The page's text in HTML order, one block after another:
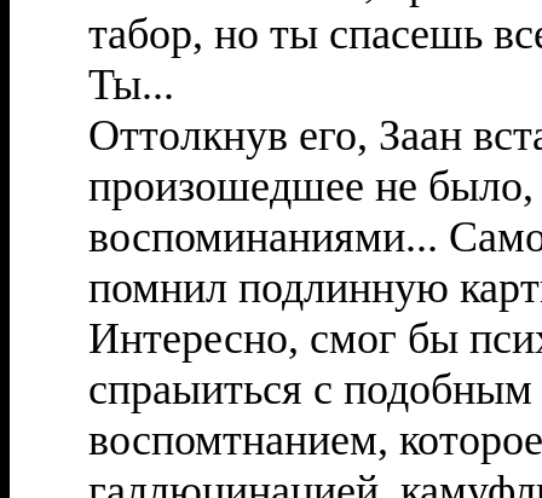
табор, но ты спасешь
Ты...
Оттолкнув его, Заан
произошедшее не было,
воспоминаниями...
помнил подлинную
Интересно, смог бы
спраыиться с
воспомтнанием,